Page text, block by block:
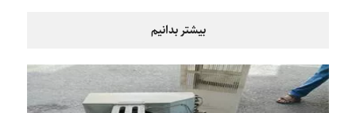
بیشتر بدانیم